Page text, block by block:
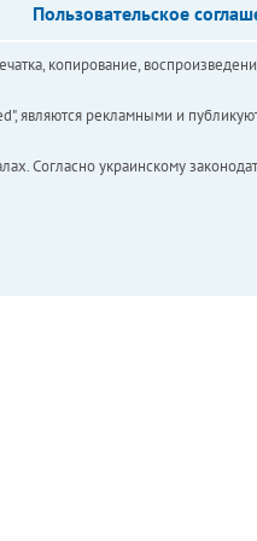
Пользовательское
копирование,
рекламными и
Согласно украинскому